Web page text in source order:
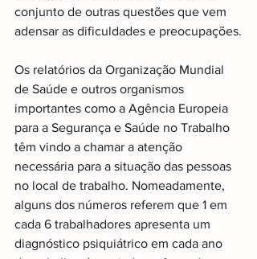
conjunto de outras questões que vem
adensar as dificuldades e preocupações.
Os relatórios da Organização Mundial
de Saúde e outros organismos
importantes como a Agência Europeia
para a Segurança e Saúde no Trabalho
têm vindo a chamar a atenção
necessária para a situação das pessoas
no local de trabalho. Nomeadamente,
alguns dos números referem que 1 em
cada 6 trabalhadores apresenta um
diagnóstico psiquiátrico em cada ano